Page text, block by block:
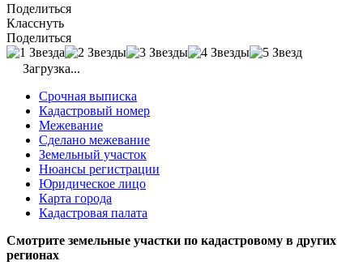
Поделиться
Класснуть
Поделиться
Загрузка...
Срочная выписка
Кадастровый номер
Межевание
Сделано межевание
Земельный участок
Нюансы регистрации
Юридическое лицо
Карта города
Кадастровая палата
Смотрите земельные участки по кадастровому в других
регионах